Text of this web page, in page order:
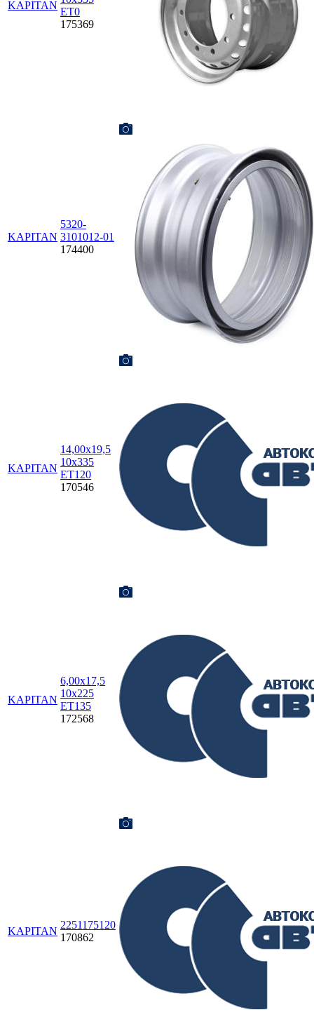
KAPITAN
ET0
175369
KAPITAN
5320-
3101012-01
174400
KAPITAN
14,00x19,5
10x335
ET120
170546
KAPITAN
6,00х17,5
10х225
ET135
172568
KAPITAN
2251175120
170862